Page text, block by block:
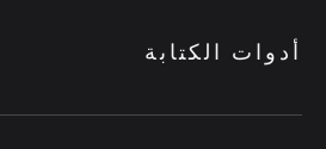
أدوات الكتابة